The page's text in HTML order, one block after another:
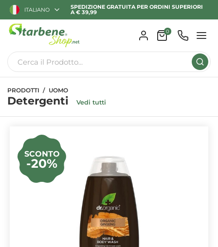
ITALIANO SPEDIZIONE GRATUITA PER ORDINI SUPERIORI
A € 39,99
0
PRODOTTI UOMO
Detergenti Vedi tutti
SCONTO
-20%